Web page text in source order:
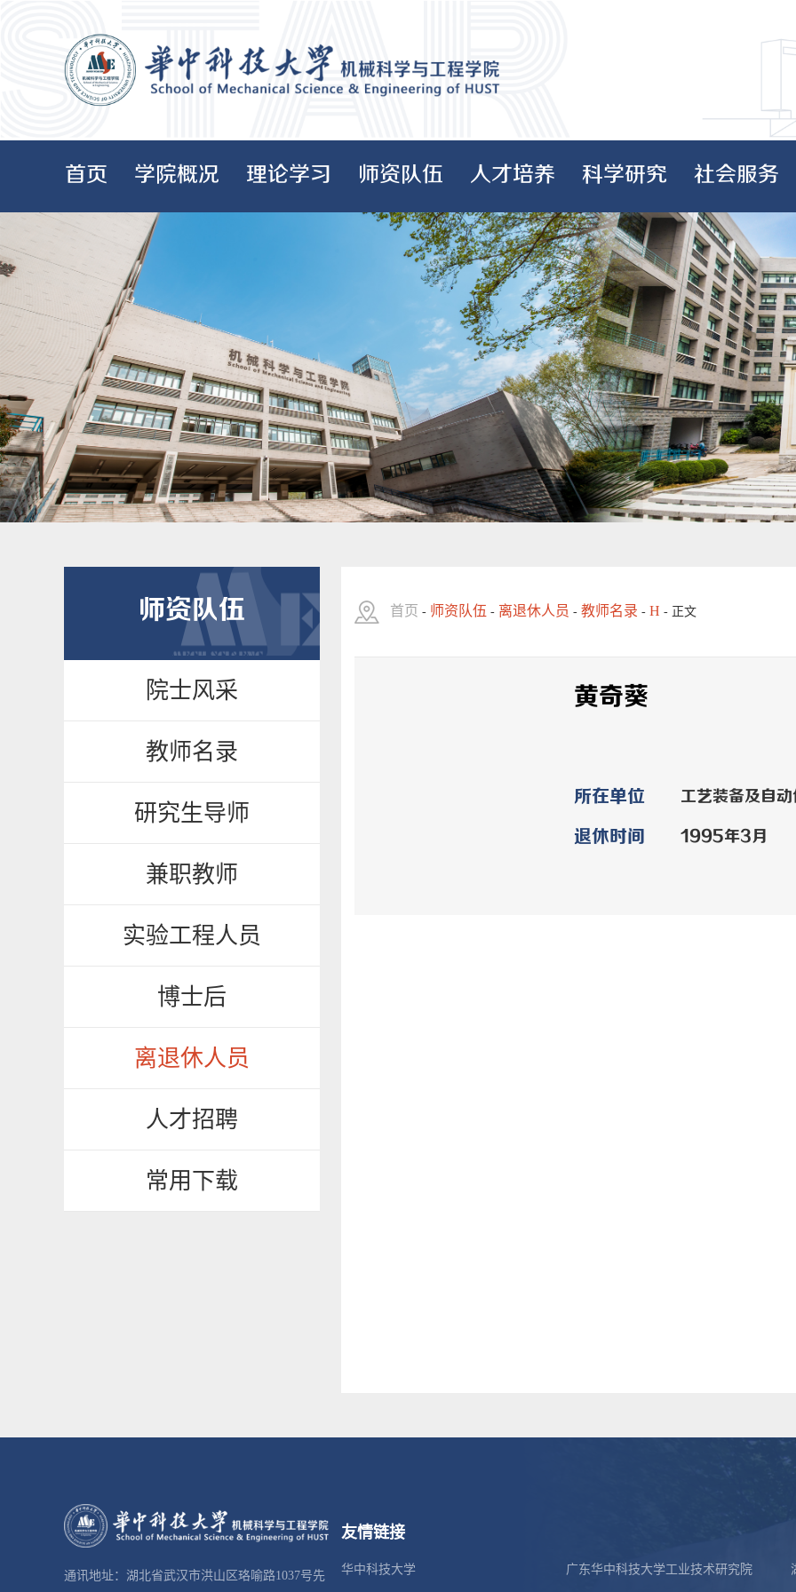
首页 学院概况 理论学习 师资队伍 人才培养 科学研究 社会服务
师资队伍
院士风采
教师名录
研究生导师
兼职教师
实验工程人员
博士后
离退休人员
人才招聘
常用下载
首页 - 师资队伍 - 离退休人员 - 教师名录 - H - 正文
黄奇葵
所在单位 工艺装备及自
退休时间 1995年3月
通讯地址：湖北省武汉市洪山区珞喻路1037号先
友情链接
华中科技大学 广东华中科技大学工业技术研究院